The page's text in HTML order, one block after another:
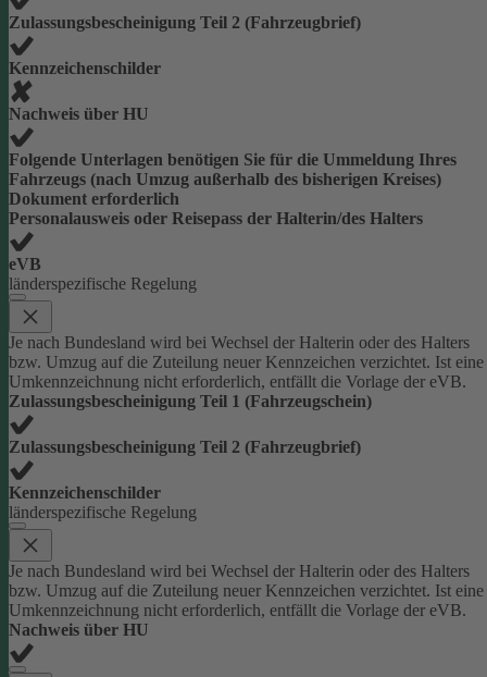
Zulassungsbescheinigung Teil 2 (Fahrzeugbrief)
Kennzeichenschilder
Nachweis über HU
Folgende Unterlagen benötigen Sie für die Ummeldung Ihres
Fahrzeugs (nach Umzug außerhalb des bisherigen Kreises)
Dokument erforderlich
Personalausweis oder Reisepass der Halterin/des Halters
eVB
länderspezifische Regelung
Je nach Bundesland wird bei Wechsel der Halterin oder des Halters
bzw. Umzug auf die Zuteilung neuer Kennzeichen verzichtet. Ist eine
Umkennzeichnung nicht erforderlich, entfällt die Vorlage der eVB.
Zulassungsbescheinigung Teil 1 (Fahrzeugschein)
Zulassungsbescheinigung Teil 2 (Fahrzeugbrief)
Kennzeichenschilder
länderspezifische Regelung
Je nach Bundesland wird bei Wechsel der Halterin oder des Halters
bzw. Umzug auf die Zuteilung neuer Kennzeichen verzichtet. Ist eine
Umkennzeichnung nicht erforderlich, entfällt die Vorlage der eVB.
Nachweis über HU